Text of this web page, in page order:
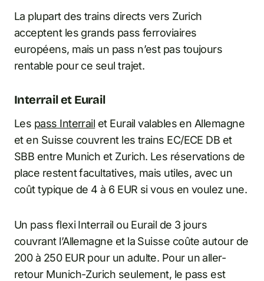
La plupart des trains directs vers Zurich
acceptent les grands pass ferroviaires
européens, mais un pass n’est pas toujours
rentable pour ce seul trajet.
Interrail et Eurail
Les pass Interrail et Eurail valables en Allemagne
et en Suisse couvrent les trains EC/ECE DB et
SBB entre Munich et Zurich. Les réservations de
place restent facultatives, mais utiles, avec un
coût typique de 4 à 6 EUR si vous en voulez une.
Un pass flexi Interrail ou Eurail de 3 jours
couvrant l’Allemagne et la Suisse coûte autour de
200 à 250 EUR pour un adulte. Pour un aller-
retour Munich-Zurich seulement, le pass est